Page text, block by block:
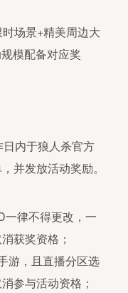
场景+精美周边大
模配备对应奖
内于狼人杀官方
并发放活动奖励。
一律不得更改，一
获奖资格；
游，且直播分区选
参与活动资格；